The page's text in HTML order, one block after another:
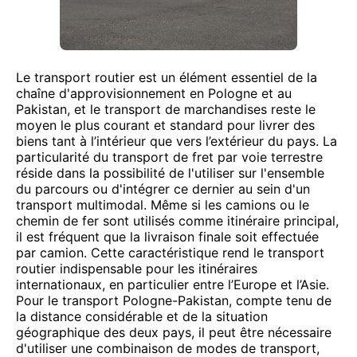
Le transport routier est un élément essentiel de la
chaîne d'approvisionnement en Pologne et au
Pakistan, et le transport de marchandises reste le
moyen le plus courant et standard pour livrer des
biens tant à l’intérieur que vers l’extérieur du pays. La
particularité du transport de fret par voie terrestre
réside dans la possibilité de l'utiliser sur l'ensemble
du parcours ou d'intégrer ce dernier au sein d'un
transport multimodal. Même si les camions ou le
chemin de fer sont utilisés comme itinéraire principal,
il est fréquent que la livraison finale soit effectuée
par camion. Cette caractéristique rend le transport
routier indispensable pour les itinéraires
internationaux, en particulier entre l’Europe et l’Asie.
Pour le transport Pologne-Pakistan, compte tenu de
la distance considérable et de la situation
géographique des deux pays, il peut être nécessaire
d'utiliser une combinaison de modes de transport,